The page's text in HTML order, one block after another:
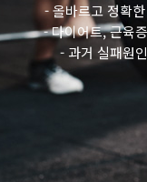
- 올바르고 정확
- 다이어트, 근육
- 과거 실패원